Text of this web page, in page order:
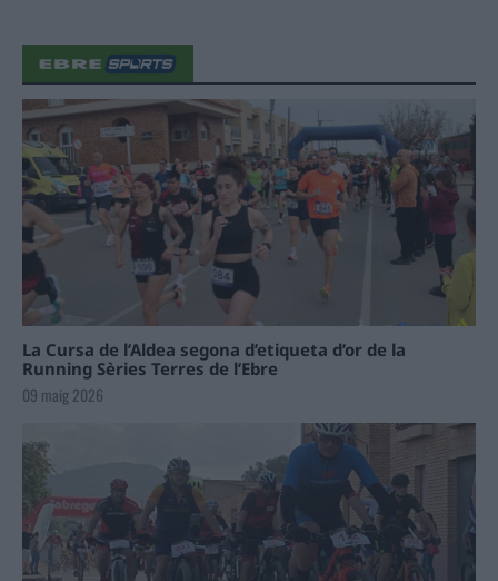
La Cursa de l’Aldea segona d’etiqueta d’or de la
Running Sèries Terres de l’Ebre
09 maig 2026